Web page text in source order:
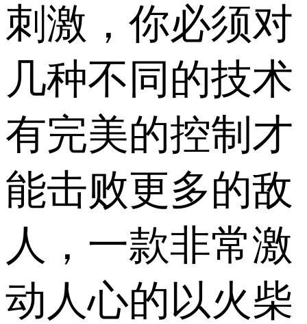
刺激，你必须对
几种不同的技术
有完美的控制才
能击败更多的敌
人，一款非常激
动人心的以火柴